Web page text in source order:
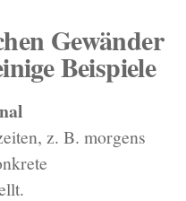
Gewänder
Beispiele
z. B. morgens